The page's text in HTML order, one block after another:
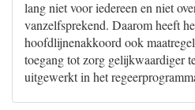
lang niet voor iedereen en niet
vanzelfsprekend. Daarom heeft
hoofdlijnenakkoord ook
toegang tot zorg gelijkwaardiger
uitgewerkt in het